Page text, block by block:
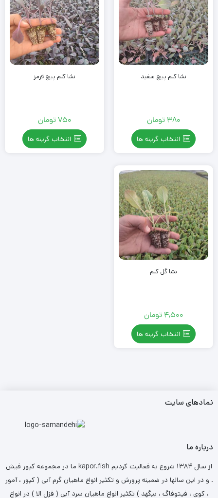
نشا کلم پیچ سفید
380 تومان
انتخاب گزینه ها
نشا کلم پیچ قرمز
750تومان
انتخاب گزینه ها
نشا گل کلم
4,500 تومان
انتخاب گزینه ها
نمادهای سایت
درباره ما
ما در مجموعه کپور فیش kapor.fish از سال ۱۳۸۴ شروع به فعالیت کردیم
. و در این سالها در ضمینه پرورش و تکثیر انواع ماهیان گرم آبی ( کپور ، آمور
، کوی ، فیتوفاگ ، بیگهد ) تکثیر انواع ماهیان سرد آبی ( قزل الا ) در انواع